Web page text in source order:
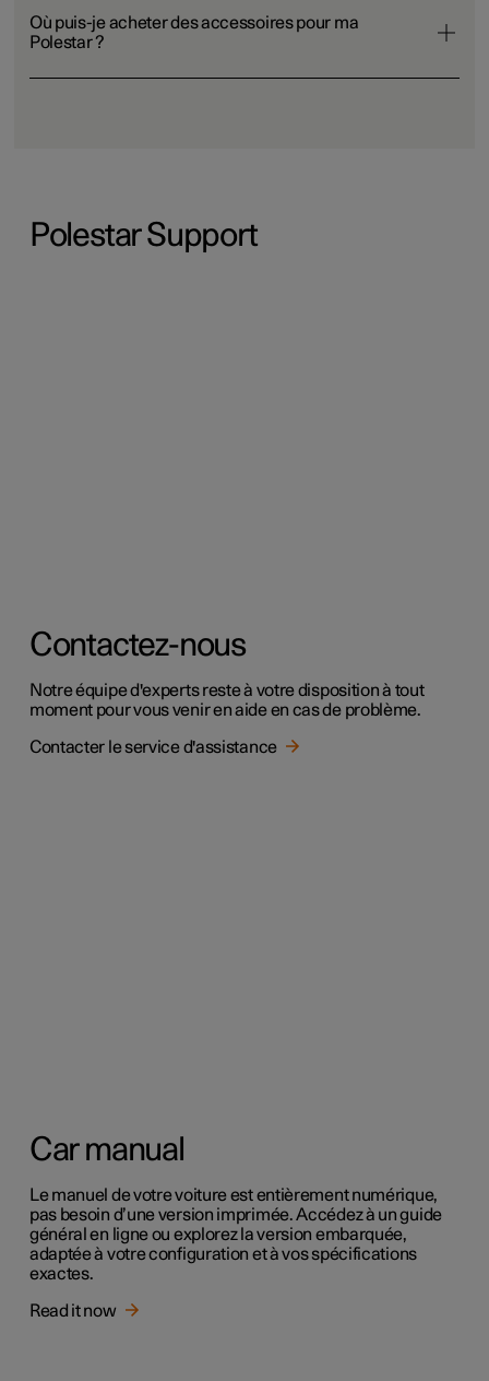
Où puis-je acheter des accessoires pour ma
Polestar ?
Polestar Support
Contactez-nous
Notre équipe d'experts reste à votre disposition à tout
moment pour vous venir en aide en cas de problème.
Contacter le service d'assistance
Car manual
Le manuel de votre voiture est entièrement numérique,
pas besoin d’une version imprimée. Accédez à un guide
général en ligne ou explorez la version embarquée,
adaptée à votre configuration et à vos spécifications
exactes.
Read it now